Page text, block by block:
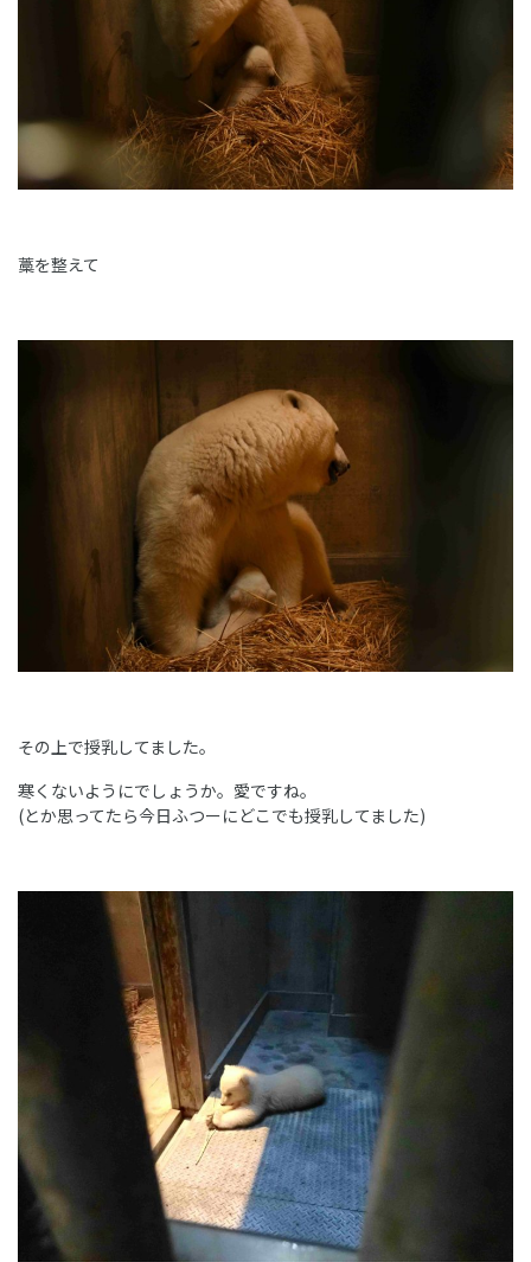
藁を整えて
その上で授乳してました。
寒くないようにでしょうか。愛ですね。
(とか思ってたら今日ふつーにどこでも授乳してました)